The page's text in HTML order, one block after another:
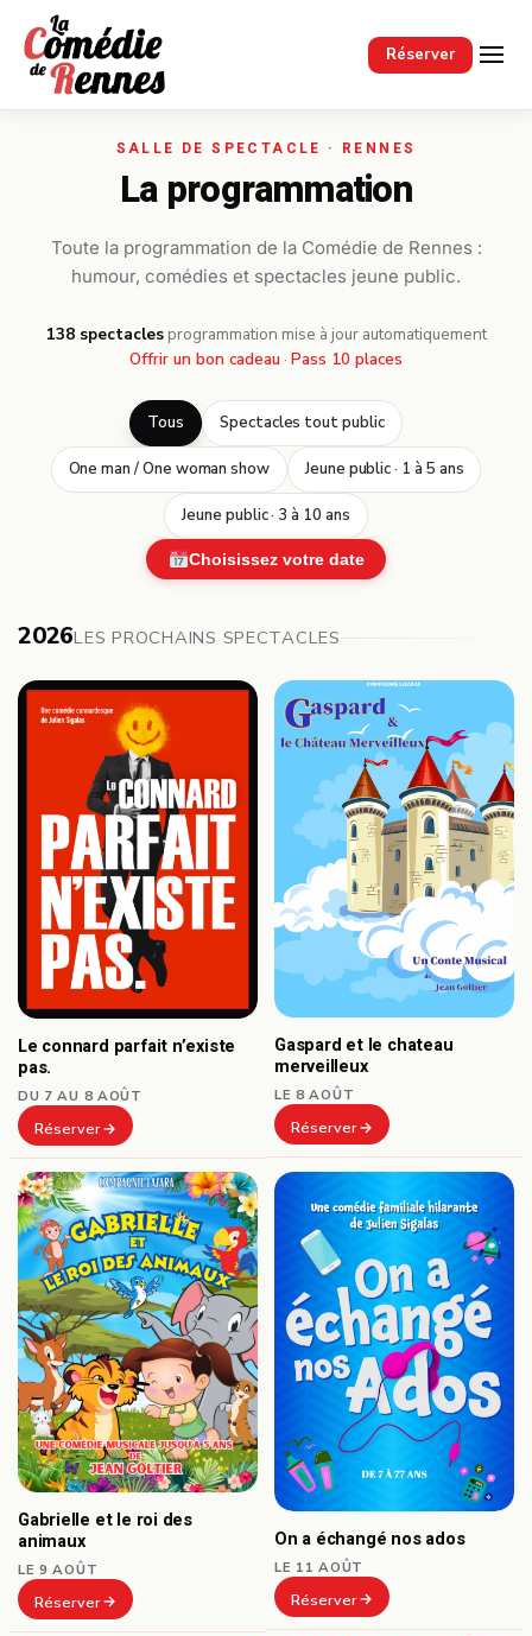
Réserver
Passer au contenu principal
La programmation
Toute la programmation de la Comédie de Rennes :
humour, comédies et spectacles jeune public.
138 spectacles· programmation mise à jour automatiquement
Offrir un bon cadeau · Pass 10 places
Tous Spectacles tout public
One man / One woman show Jeune public · 1 à 5 ans
Jeune public · 3 à 10 ans
Choisissez votre date
2026LES PROCHAINS SPECTACLES
Le connard parfait n’existe
pas.
DU 7 AU 8 AOÛT
Réserver
Gaspard et le chateau
merveilleux
LE 8 AOÛT
Réserver
Gabrielle et le roi des
animaux
LE 9 AOÛT
Réserver
On a échangé nos ados
LE 11 AOÛT
Réserver